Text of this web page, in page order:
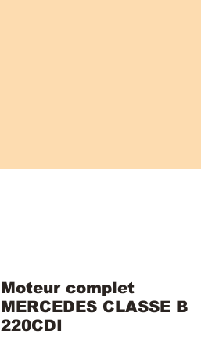
Moteur complet
MERCEDES CLASSE B
220CDI